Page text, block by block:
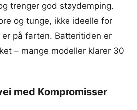
trenger god støydemping.
og tunge, ikke ideelle for
på farten. Batteritiden er
– mange modeller klarer 30
med Kompromisser